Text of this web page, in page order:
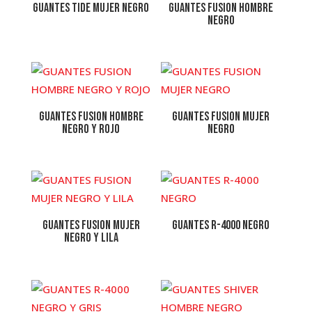
GUANTES TIDE MUJER NEGRO
GUANTES FUSION HOMBRE
NEGRO
GUANTES FUSION HOMBRE
NEGRO Y ROJO
GUANTES FUSION MUJER
NEGRO
GUANTES FUSION MUJER
NEGRO Y LILA
GUANTES R-4000 NEGRO